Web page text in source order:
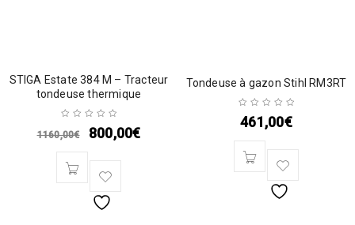
STIGA Estate 384 M – Tracteur
tondeuse thermique
1160,00€ 800,00€
Tondeuse à gazon Stihl RM3RT
461,00€